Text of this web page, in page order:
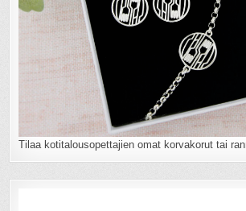
Tilaa kotitalousopettajien omat korvakorut tai